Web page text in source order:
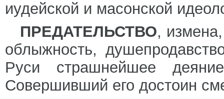
иудейской и масонской
ПРЕДАТЕЛЬСТВО,
облыжность,
Руси страшнейшее
Совершивший его достоин